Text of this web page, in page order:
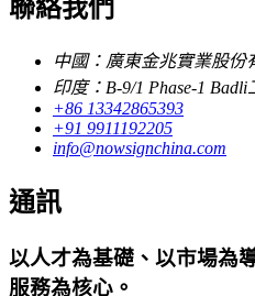
聯絡我們
中國：廣東金兆實業股份
印度：B-9/1 Phase-1
+86 13342865393
+91 9911192205
info@nowsignchina.com
通訊
以人才為基礎、以市場為
服務為核心。